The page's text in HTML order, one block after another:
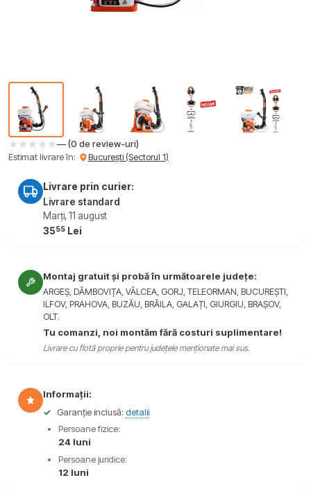
— (0 de review-uri)
Estimat livrare în:
București (Sectorul 1)
Livrare prin curier:
Livrare standard
Marți, 11 august
3555 Lei
Montaj gratuit și probă în următoarele județe:
ARGEȘ, DÂMBOVIȚA, VÂLCEA, GORJ, TELEORMAN, BUCUREȘTI,
ILFOV, PRAHOVA, BUZĂU, BRĂILA, GALAȚI, GIURGIU, BRAȘOV,
OLT.
Tu comanzi, noi montăm fără costuri suplimentare!
Livrare cu flotă proprie pentru județele menționate mai sus.
Informații:
✓
Garanție inclusă: detalii
Persoane fizice:
24 luni
Persoane juridice:
12 luni